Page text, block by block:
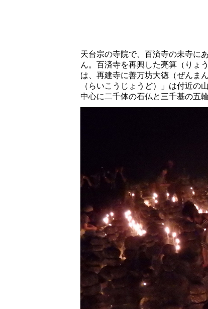
天台宗の寺院で、百済寺の未寺に
ん。百済寺を再興した亮算（りょ
は、再建寺に善万坊大徳（ぜんま
（らいこうじょうど）」は付近
中心に二千体の石仏と三千基の五